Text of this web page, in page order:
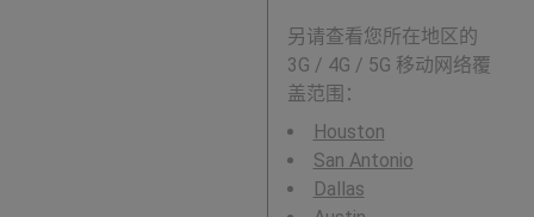
另请查看您所在地区的
3G / 4G / 5G 移动网络覆
盖范围：
Houston
San Antonio
Dallas